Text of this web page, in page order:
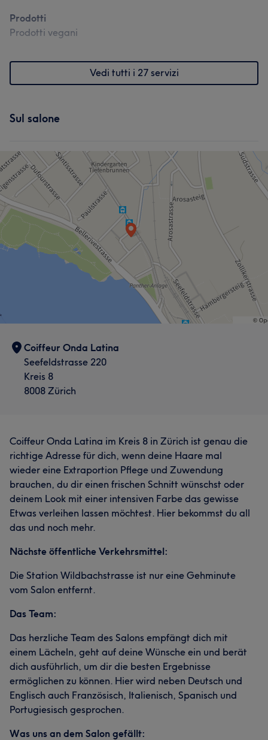
Prodotti
Prodotti vegani
Vedi tutti i 27 servizi
Sul salone
Coiffeur Onda Latina
Seefeldstrasse 220
Kreis 8
8008 Zürich
Coiffeur Onda Latina im Kreis 8 in Zürich ist genau die
richtige Adresse für dich, wenn deine Haare mal
wieder eine Extraportion Pflege und Zuwendung
brauchen, du dir einen frischen Schnitt wünschst oder
deinem Look mit einer intensiven Farbe das gewisse
Etwas verleihen lassen möchtest. Hier bekommst du all
das und noch mehr.
Nächste öffentliche Verkehrsmittel:
Die Station Wildbachstrasse ist nur eine Gehminute
vom Salon entfernt.
Das Team:
Das herzliche Team des Salons empfängt dich mit
einem Lächeln, geht auf deine Wünsche ein und berät
dich ausführlich, um dir die besten Ergebnisse
ermöglichen zu können. Hier wird neben Deutsch und
Englisch auch Französisch, Italienisch, Spanisch und
Portugiesisch gesprochen.
Was uns an dem Salon gefällt: